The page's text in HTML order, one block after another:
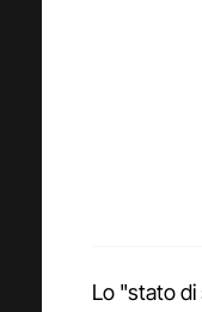
Lo "stato di